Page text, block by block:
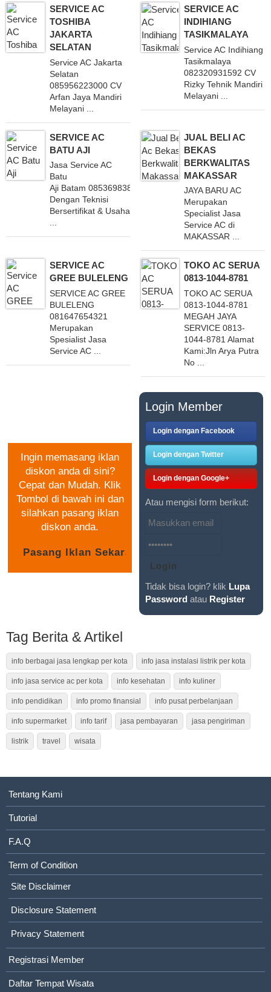
SERVICE AC
TOSHIBA
JAKARTA
SELATAN
Service AC Jakarta
Selatan
085956223000 CV
Arfan Jaya Mandiri
Melayani ...
SERVICE AC
INDIHIANG
TASIKMALAYA
Service AC Indihiang
Tasikmalaya
082320931592 CV
Rizky Tehnik Mandiri
Melayani ...
SERVICE AC
BATU AJI
Jasa Service AC
Batu
Aji Batam 085369838362
Dengan Teknisi
Bersertifikat & Usaha
...
JUAL BELI AC
BEKAS
BERKWALITAS
MAKASSAR
JAYA BARU AC
Merupakan
Specialist Jasa
Service AC di
MAKASSAR ...
SERVICE AC
GREE BULELENG
SERVICE AC GREE
BULELENG
081647654321
Merupakan
Spesialist Jasa
Service AC ...
TOKO AC SERUA
0813-1044-8781
TOKO AC SERUA
0813-1044-8781
MEGAH JAYA
SERVICE 0813-
1044-8781 Alamat
Kami:Jln Arya Putra
No ...
Ingin memasang iklan
diskon anda di sini?
Cepat dan Mudah. Klik
Tombol di bawah ini dan
silahkan pasang iklan
diskon anda.
Login Member
Login dengan Facebook
Login dengan Twitter
Login dengan Google+
Atau mengisi form berikut:
Tidak bisa login? klik Lupa
Password atau Register
Tag Berita & Artikel
info berbagai jasa lengkap per kota info jasa instalasi listrik per kota
info jasa service ac per kota info kesehatan info kuliner
info pendidikan info promo finansial info pusat perbelanjaan
info supermarket info tarif jasa pembayaran jasa pengiriman
listrik travel wisata
Tentang Kami
Tutorial
F.A.Q
Term of Condition
Site Disclaimer
Disclosure Statement
Privacy Statement
Registrasi Member
Daftar Tempat Wisata